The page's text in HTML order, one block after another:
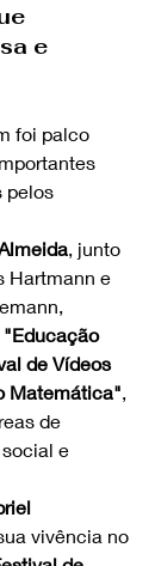
e
pelos
, junto
Hartmann e
"Educação
de Vídeos
Matemática"
de
e
vivência no